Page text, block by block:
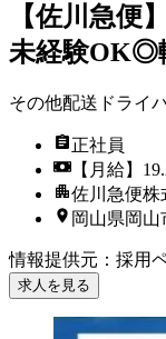
【佐川急便
未経験OK◎
その他配送ドライ
正社員
【月給】
佐川急便株
岡山県岡山
情報提供元 ： 採用
求人を見る